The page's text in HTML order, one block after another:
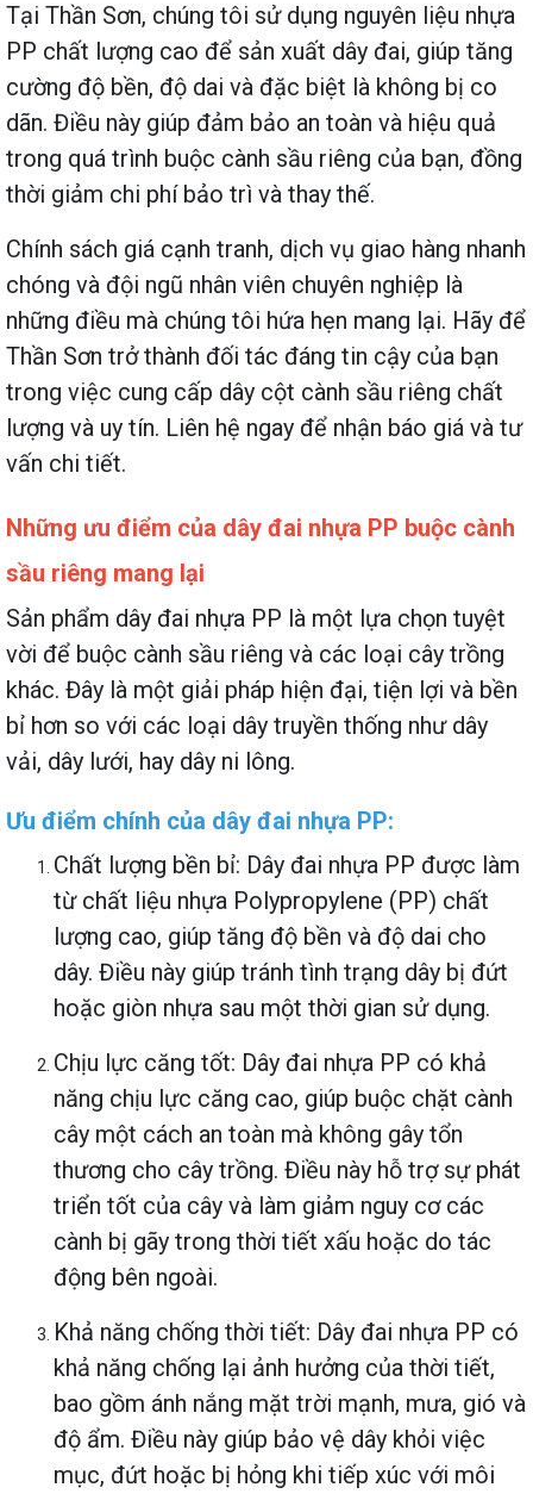
Tại Thần Sơn, chúng tôi sử dụng nguyên liệu nhựa
PP chất lượng cao để sản xuất dây đai, giúp tăng
cường độ bền, độ dai và đặc biệt là không bị co
dãn. Điều này giúp đảm bảo an toàn và hiệu quả
trong quá trình buộc cành sầu riêng của bạn, đồng
thời giảm chi phí bảo trì và thay thế.
Chính sách giá cạnh tranh, dịch vụ giao hàng nhanh
chóng và đội ngũ nhân viên chuyên nghiệp là
những điều mà chúng tôi hứa hẹn mang lại. Hãy để
Thần Sơn trở thành đối tác đáng tin cậy của bạn
trong việc cung cấp dây cột cành sầu riêng chất
lượng và uy tín. Liên hệ ngay để nhận báo giá và tư
vấn chi tiết.
Những ưu điểm của dây đai nhựa PP buộc cành
sầu riêng mang lại
Sản phẩm dây đai nhựa PP là một lựa chọn tuyệt
vời để buộc cành sầu riêng và các loại cây trồng
khác. Đây là một giải pháp hiện đại, tiện lợi và bền
bỉ hơn so với các loại dây truyền thống như dây
vải, dây lưới, hay dây ni lông.
Ưu điểm chính của dây đai nhựa PP:
Chất lượng bền bỉ: Dây đai nhựa PP được làm
từ chất liệu nhựa Polypropylene (PP) chất
lượng cao, giúp tăng độ bền và độ dai cho
dây. Điều này giúp tránh tình trạng dây bị đứt
hoặc giòn nhựa sau một thời gian sử dụng.
Chịu lực căng tốt: Dây đai nhựa PP có khả
năng chịu lực căng cao, giúp buộc chặt cành
cây một cách an toàn mà không gây tổn
thương cho cây trồng. Điều này hỗ trợ sự phát
triển tốt của cây và làm giảm nguy cơ các
cành bị gãy trong thời tiết xấu hoặc do tác
động bên ngoài.
Khả năng chống thời tiết: Dây đai nhựa PP có
khả năng chống lại ảnh hưởng của thời tiết,
bao gồm ánh nắng mặt trời mạnh, mưa, gió và
độ ẩm. Điều này giúp bảo vệ dây khỏi việc
mục, đứt hoặc bị hỏng khi tiếp xúc với môi